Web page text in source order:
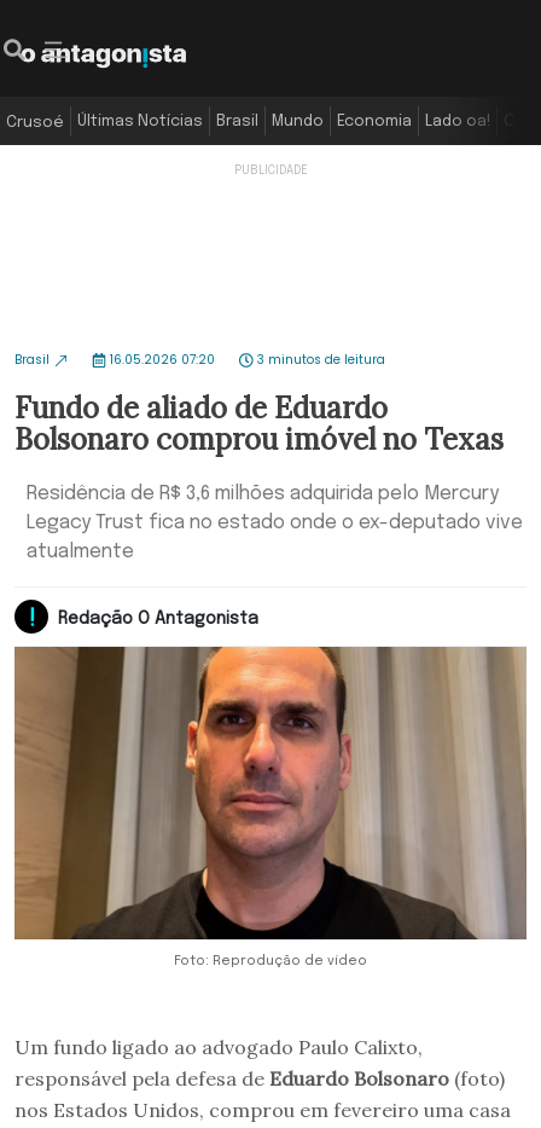
Crusoé Últimas Notícias Brasil Mundo Economia Lado oa!
Brasil 16.05.2026 07:20 3 minutos de leitura
Fundo de aliado de Eduardo
Bolsonaro comprou imóvel no Texas
Residência de R$ 3,6 milhões adquirida pelo Mercury
Legacy Trust fica no estado onde o ex-deputado vive
atualmente
Redação O Antagonista
Foto: Reprodução de vídeo
Um fundo ligado ao advogado Paulo Calixto,
responsável pela defesa de Eduardo Bolsonaro (foto)
nos Estados Unidos, comprou em fevereiro uma casa